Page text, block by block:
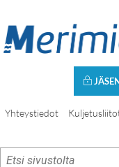
Yhteystiedot